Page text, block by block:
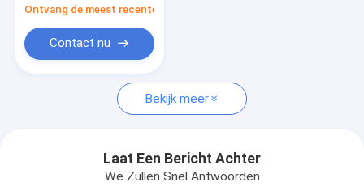
Tand Ultrasone Reinigingsmachine
Ultrasone Motorreinigingsmachine
Laboratorium Ultrasone Reinigingsmachine
auto-onderdelen
Ontvang de meest recente Prijs
Contact nu
Bekijk meer
Laat Een Bericht Achter
We Zullen Snel Antwoorden